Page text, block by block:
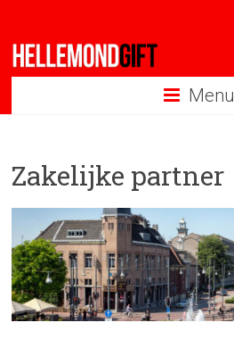
inhoud
Menu
Zakelijke partner